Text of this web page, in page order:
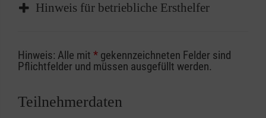
Hinweis für betriebliche Ersthelfer
Sofern Sie ein Kostenübernahmeverfahren
Ihrer Berufsgenossenschaft / Unfallkasse
Abrechnungsunterlagen spätestens zu
Hinweis: Alle mit * gekennzeichneten Felder sind
Pflichtfelder und müssen ausgefüllt werden.
Teilnehmerdaten